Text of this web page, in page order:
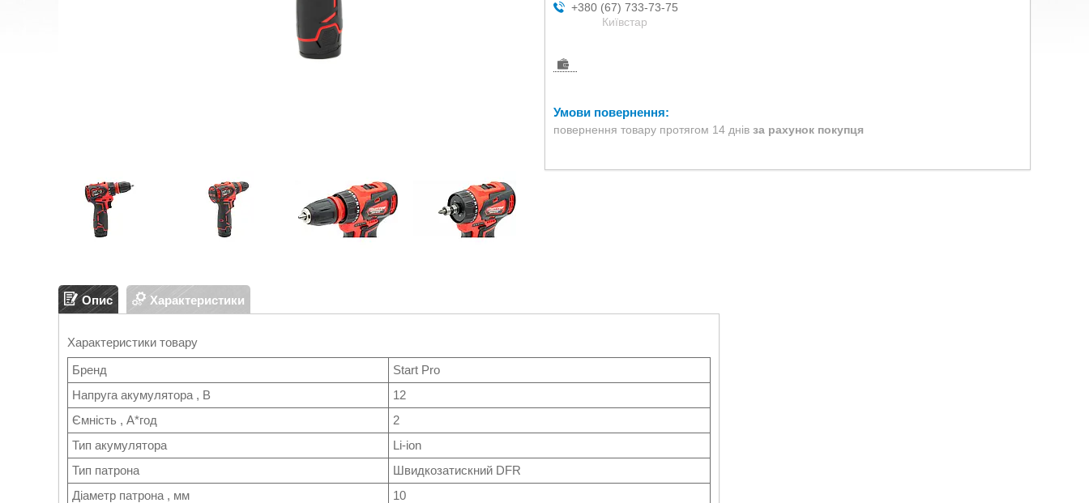
+380 (67) 733-73-75
Київстар
повернення товару протягом 14 днів за рахунок покупця
Опис Характеристики
Характеристики товару
Бренд
Start Pro
Напруга акумулятора , В
12
Ємність , А*год
2
Тип акумулятора
Li-ion
Тип патрона
Швидкозатискний DFR
Діаметр патрона , мм
10